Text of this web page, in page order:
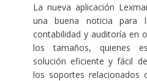
La nueva aplicación
una buena noticia para
contabilidad y auditoría en
los tamaños, quienes
solución eficiente y fácil
los soportes relacionados